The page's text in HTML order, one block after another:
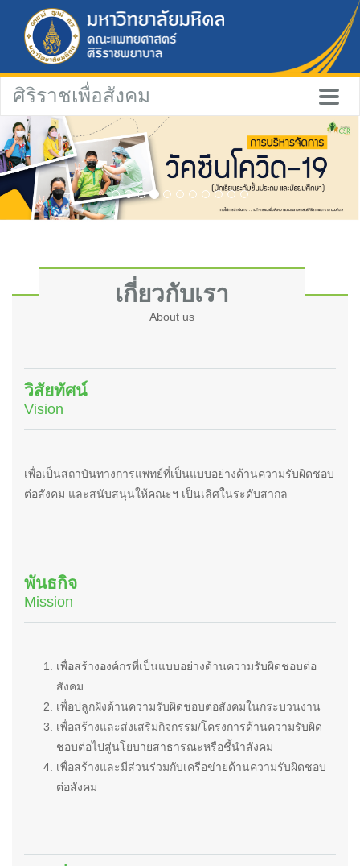
ศิริราชเพื่อสังคม
เกี่ยวกับเรา
About us
วิสัยทัศน์
Vision
เพื่อเป็นสถาบันทางการแพทย์ที่เป็นแบบอย่างด้านความรับผิดชอบ
ต่อสังคม และสนับสนุนให้คณะฯ เป็นเลิศในระดับสากล
พันธกิจ
Mission
เพื่อสร้างองค์กรที่เป็นแบบอย่างด้านความรับผิดชอบต่อ
สังคม
เพื่อปลูกฝังด้านความรับผิดชอบต่อสังคมในกระบวนงาน
เพื่อสร้างและส่งเสริมกิจกรรม/โครงการด้านความรับผิด
ชอบต่อไปสู่นโยบายสาธารณะหรือชี้นำสังคม
เพื่อสร้างและมีส่วนร่วมกับเครือข่ายด้านความรับผิดชอบ
ต่อสังคม